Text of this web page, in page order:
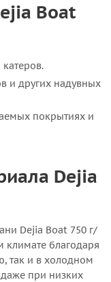
Boat
и других надувных
покрытиях и
Dejia
Dejia Boat 750 г/
климате благодаря
так и в холодном
даже при низких